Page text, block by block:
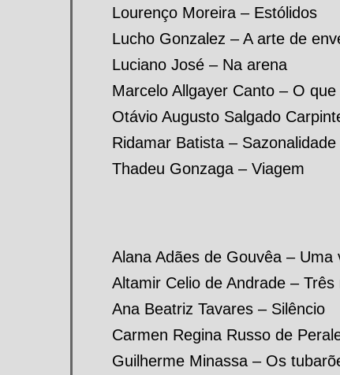
Lourenço Moreira – Estólidos
Lucho Gonzalez – A arte de
Luciano José – Na arena
Marcelo Allgayer Canto – O
Otávio Augusto Salgado
Ridamar Batista –
Thadeu Gonzaga – Viagem
Alana Adães de Gouvêa – Uma
Altamir Celio de Andrade – Três
Ana Beatriz Tavares – Silêncio
Carmen Regina Russo de
Guilherme Minassa – Os